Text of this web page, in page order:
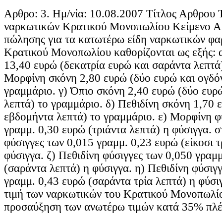
Αρθρο: 3. Ημ/νία: 10.08.2007 Τίτλος Αρθρου
ναρκωτικών Κρατικού Μονοπωλίου Κείμενο
πώλησης για τα κατωτέρω είδη ναρκωτικών
Κρατικού Μονοπωλίου καθορίζονται ως
13,40 ευρώ (δεκατρία ευρώ και σαράντα
Μορφίνη σκόνη 2,80 ευρώ (δύο ευρώ και
γραμμάριο. γ) Όπιο σκόνη 2,40 ευρώ (δύο
λεπτά) το γραμμάριο. δ) Πεθιδίνη σκόνη 1,70
εβδομήντα λεπτά) το γραμμάριο. ε) Μορφίνη
γραμμ. 0,30 ευρώ (τριάντα λεπτά) η φύσιγγα.
φύσιγγες των 0,015 γραμμ. 0,23 ευρώ (είκοσι
φύσιγγα. ζ) Πεθιδίνη φύσιγγες των 0,050
(σαράντα λεπτά) η φύσιγγα. η) Πεθιδίνη
γραμμ. 0,43 ευρώ (σαράντα τρία λεπτά) η
τιμή των ναρκωτικών του Κρατικού
προσαύξηση των ανωτέρω τιμών κατά 35%